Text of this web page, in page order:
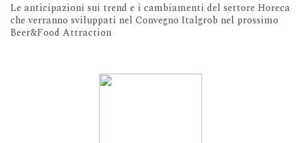
Le anticipazioni sui trend e i cambiamenti del settore Horeca
che verranno sviluppati nel Convegno Italgrob nel prossimo
Beer&Food Attraction